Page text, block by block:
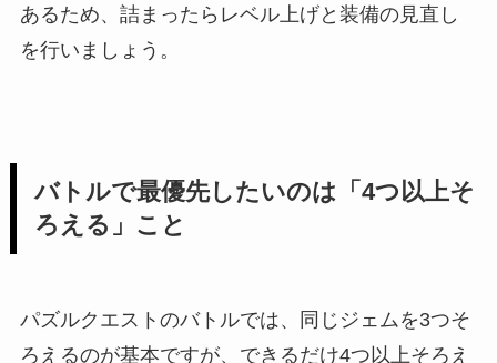
あるため、詰まったらレベル上げと装備の見直し
を行いましょう。
バトルで最優先したいのは「4つ以上そ
ろえる」こと
パズルクエストのバトルでは、同じジェムを3つそ
ろえるのが基本ですが、できるだけ4つ以上そろえ